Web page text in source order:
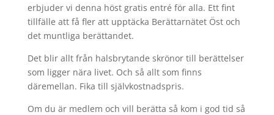
erbjuder vi denna höst gratis entré för alla. Ett fint
tillfälle att få fler att upptäcka Berättarnätet Öst och
det muntliga berättandet.
Det blir allt från halsbrytande skrönor till berättelser
som ligger nära livet. Och så allt som finns
däremellan. Fika till självkostnadspris.
Om du är medlem och vill berätta så kom i god tid så